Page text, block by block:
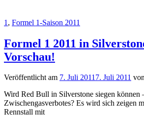
1 , Formel 1-Saison 2011
Formel 1 2011 in
Vorschau!
Veröffentlicht am 7. Juli 20117. Juli 2011
Wird Red Bull in Silverstone siegen können
Zwischengasverbotes? Es wird sich zeigen
Rennstall mit